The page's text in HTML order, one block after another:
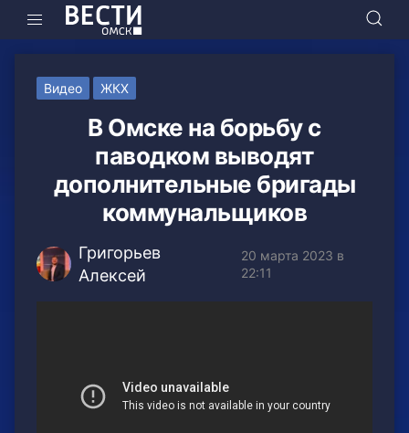
Видео ЖКХ
В Омске на борьбу с
паводком выводят
дополнительные бригады
коммунальщиков
Григорьев
Алексей
20 марта 2023 в
22:11